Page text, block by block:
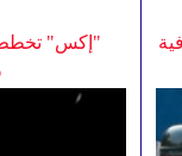
"إكس" تخطط